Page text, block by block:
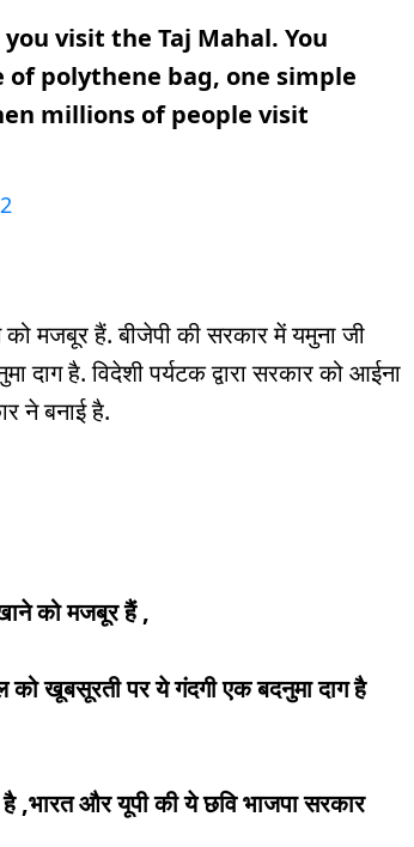
visit the Taj Mahal. You
of polythene bag, one simple
millions of people visit
को मजबूर हैं. बीजेपी की सरकार में यमुना जी
है. विदेशी पर्यटक द्वारा सरकार को आईना
ने बनाई है.
को मजबूर हैं ,
को खूबसूरती पर ये गंदगी एक बदनुमा दाग है
है ,भारत और यूपी की ये छवि भाजपा सरकार